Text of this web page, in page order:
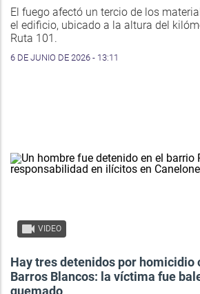
El fuego afectó un tercio de los
el edificio, ubicado a la altura del
Ruta 101.
6 DE JUNIO DE 2026 - 13:11
VIDEO
Hay tres detenidos por homicidio
Barros Blancos: la víctima fue
quemado